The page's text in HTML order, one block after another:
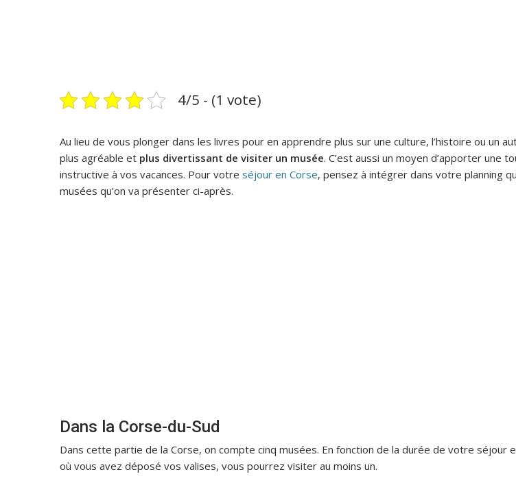
4/5 - (1 vote)
Au lieu de vous plonger dans les livres pour en apprendre plus sur une culture, l’histoire ou un
plus agréable et plus divertissant de visiter un musée. C’est aussi un moyen d’apporter une
instructive à vos vacances. Pour votre séjour en Corse, pensez à intégrer dans votre planning
musées qu’on va présenter ci-après.
Dans la Corse-du-Sud
Dans cette partie de la Corse, on compte cinq musées. En fonction de la durée de votre séjour
où vous avez déposé vos valises, vous pourrez visiter au moins un.